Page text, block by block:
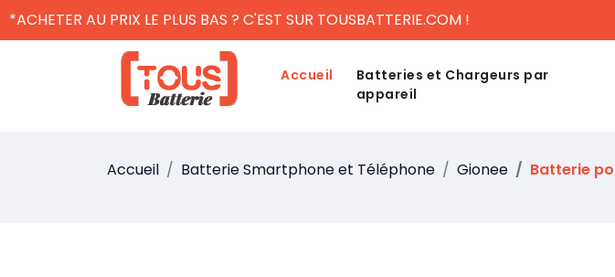
*ACHETER AU PRIX LE PLUS BAS ? C'EST SUR TOUSBATTERIE.COM !
Accueil
Batteries et Chargeurs par
appareil
Accueil Batterie Smartphone et Téléphone Gionee Batterie